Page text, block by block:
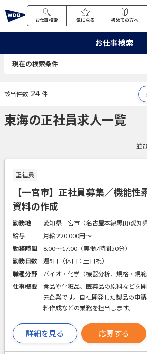
お仕事検索 気になる 初めての方へ
お仕事検索
現在の検索条件
該当件数 24 件
東海の正社員求人一覧
並
正社員
【一宮市】正社員募集／機能性
資料の作成
勤務地
愛知県一宮市（名古屋本線黒田(愛知
給与
月給 220,000円〜
勤務時間
8:00～17:00（実働7時間50分）
勤務日数
週5日（休日：土日祝）
職種分野
バイオ・化学（機器分析、規格・規範
仕事概要
食品や化粧品、医薬品の原料などを
元企業です。自社開発した製品の申
料作成などの業務を担当します。
詳細を見る 応募する